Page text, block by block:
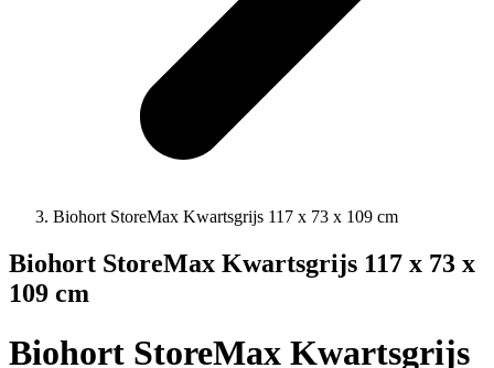
Biohort StoreMax Kwartsgrijs 117 x 73 x 109 cm
Biohort StoreMax Kwartsgrijs 117 x 73 x
109 cm
Biohort StoreMax Kwartsgrijs